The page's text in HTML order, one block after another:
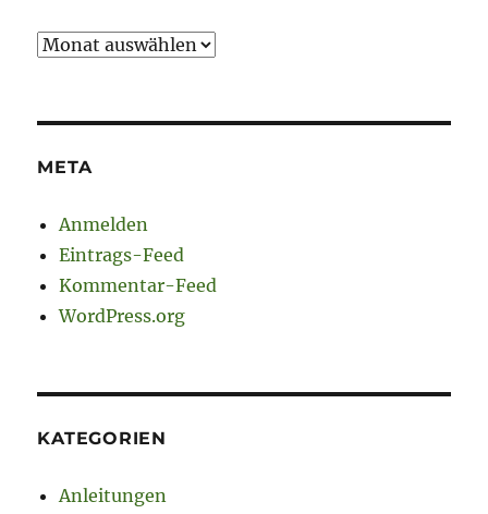
Archiv
META
Anmelden
Eintrags-Feed
Kommentar-Feed
WordPress.org
KATEGORIEN
Anleitungen